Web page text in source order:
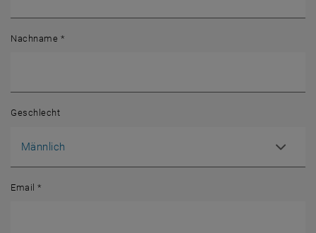
Nachname *
Geschlecht
Email *